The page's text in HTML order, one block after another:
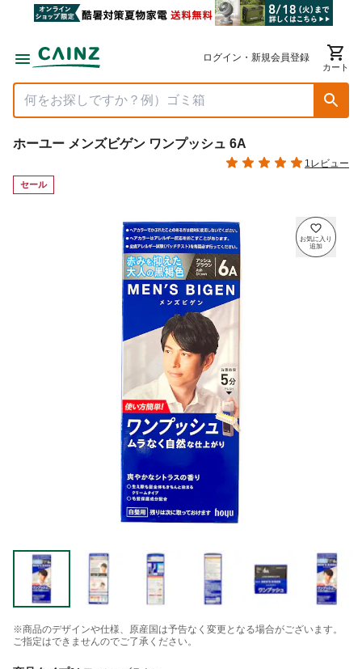
ログイン・新規会員登録
カート
ホーユー メンズビゲン ワンプッシュ 6A
1レビュー
セール
※商品のデザインや仕様、原産国は予告なく変更となる場合がございます。
ご指定はできませんのでご了承ください。